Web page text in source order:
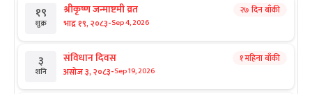
१९
शुक्र
श्रीकृष्ण जन्माष्टमी व्रत
भाद्र १९, २०८३-Sep 4, 2026
२७ दिन बाँकी
३
शनि
संविधान दिवस
असोज ३, २०८३-Sep 19, 2026
१ महिना बाँकी